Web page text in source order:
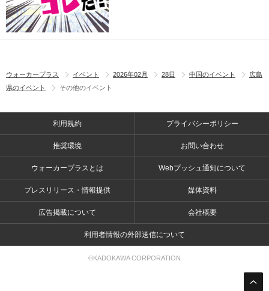
ウォーカープラス イベント 2026年02月 28日 中国のイベント
広島
県のイベント
その他のイベント
利用規約 プライバシーポリシー
推奨環境 お問い合わせ
ウォーカープラスとは Webプッシュ通知について
プレスリリース・情報提供 媒体資料
広告掲載について 会社概要
利用者情報の外部送信について
©KADOKAWA CORPORATION